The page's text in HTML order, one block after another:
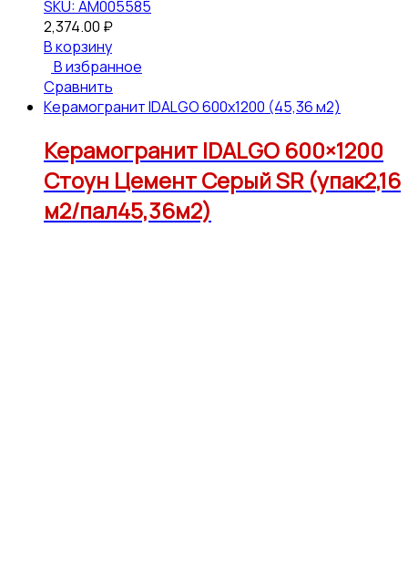
SKU: АМ005585
2,374.00 ₽
В корзину
В избранное
Сравнить
Керамогранит IDALGO 600x1200 (45,36 м2)
Керамогранит IDALGO 600×1200
Стоун Цемент Серый SR (упак2,16
м2/пал45,36м2)